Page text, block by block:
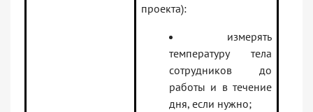
проекта):
измерять
температуру тела
сотрудников до
работы и в течение
дня, если нужно;